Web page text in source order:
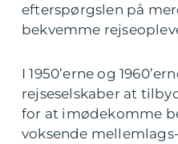
efterspørgslen på
bekvemme
I 1950’erne og
rejseselskaber at
for at imødekomme
voksende